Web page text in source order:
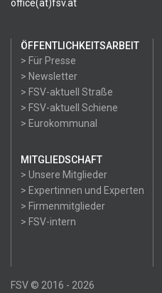
office(at)fsv.at
ÖFFENTLICHKEITSARBEIT
> Für Presse
> Newsletter
> FSV-aktuell Straße
> FSV-aktuell Schiene
> Eurokommunal
MITGLIEDSCHAFT
> Unsere Mitglieder
> Expertinnen und Experten
> Firmenmitglieder
> FSV-intern
FSV © 2016 - 2026